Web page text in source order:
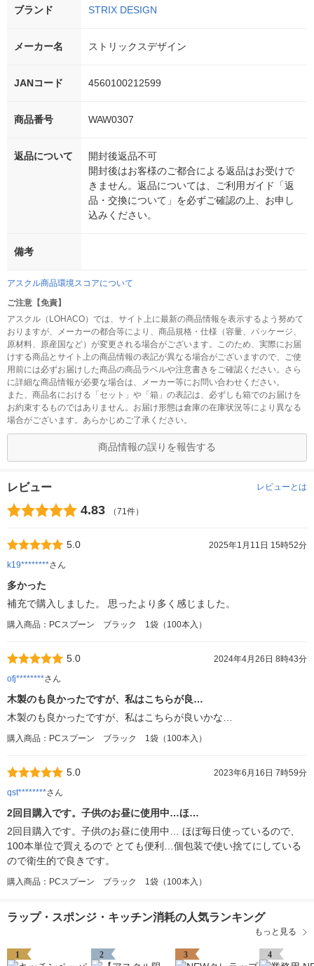
ブランド STRIX DESIGN
メーカー名 ストリックスデザイン
JANコード 4560100212599
商品番号 WAW0307
返品について
開封後返品不可
開封後はお客様のご都合による返品はお受けで
きません。返品については、ご利用ガイド「返
品・交換について」を必ずご確認の上、お申し
込みください。
備考
アスクル商品環境スコアについて
ご注意【免責】
アスクル（LOHACO）では、サイト上に最新の商品情報を表示するよう努めて
おりますが、メーカーの都合等により、商品規格・仕様（容量、パッケージ、
原材料、原産国など）が変更される場合がございます。このため、実際にお届
けする商品とサイト上の商品情報の表記が異なる場合がございますので、ご使
用前には必ずお届けした商品の商品ラベルや注意書きをご確認ください。さら
に詳細な商品情報が必要な場合は、メーカー等にお問い合わせください。
また、商品名における「セット」や「箱」の表記は、必ずしも箱でのお届けを
お約束するものではありません。お届け形態は倉庫の在庫状況等により異なる
場合がございます。あらかじめご了承ください。
商品情報の誤りを報告する
レビュー レビューとは
4.83 （71件）
5.0
2025年1月11日 15時52分
k19********さん
多かった
補充で購入しました。 思ったより多く感じました。
購入商品：PCスプーン ブラック 1袋（100本入）
5.0
2024年4月26日 8時43分
ofj********さん
木製のも良かったですが、私はこちらが良…
木製のも良かったですが、私はこちらが良いかな…
購入商品：PCスプーン ブラック 1袋（100本入）
5.0
2023年6月16日 7時59分
qst********さん
2回目購入です。子供のお昼に使用中…ほ…
2回目購入です。子供のお昼に使用中… ほぼ毎日使っているので、
100本単位で買えるので とても便利…個包装で使い捨てにしている
ので衛生的で良きです。
購入商品：PCスプーン ブラック 1袋（100本入）
ラップ・スポンジ・キッチン消耗の人気ランキング
もっと見る
1 2 3 4